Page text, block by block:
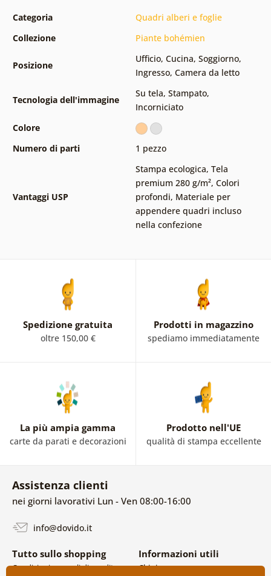
Categoria
Quadri alberi e foglie
Collezione
Piante bohémien
Posizione
Ufficio, Cucina, Soggiorno,
Ingresso, Camera da letto
Tecnologia dell'immagine
Su tela, Stampato,
Incorniciato
Colore
Numero di parti
1 pezzo
Vantaggi USP
Stampa ecologica, Tela
premium 280 g/m², Colori
profondi, Materiale per
appendere quadri incluso
nella confezione
Spedizione gratuita
oltre 150,00 €
Prodotti in magazzino
spediamo immediatamente
La più ampia gamma
carte da parati e decorazioni
Prodotto nell'UE
qualità di stampa eccellente
Assistenza clienti
nei giorni lavorativi Lun - Ven 08:00-16:00
info@dovido.it
Tutto sullo shopping
Condizioni generali di vendita e
Informazioni utili
Chi siamo